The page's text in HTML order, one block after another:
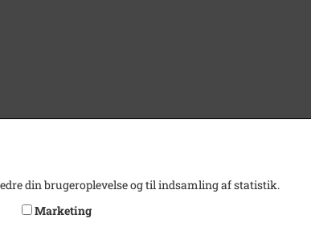
din brugeroplevelse og til indsamling af statistik.
Marketing